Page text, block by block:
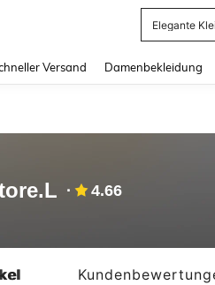
Elegante
Versand Damenbekleidung
4.66